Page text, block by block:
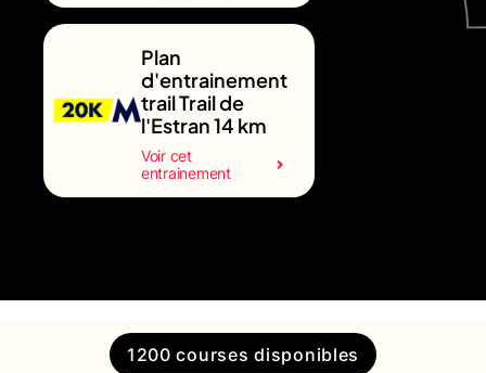
Plan
d'entrainement
trail Trail de
l'Estran 14 km
Voir cet
entrainement
1200 courses disponibles